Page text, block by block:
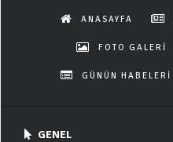
ANASAYFA
FOTO GALERİ
GÜNÜN HABELERİ
GENEL